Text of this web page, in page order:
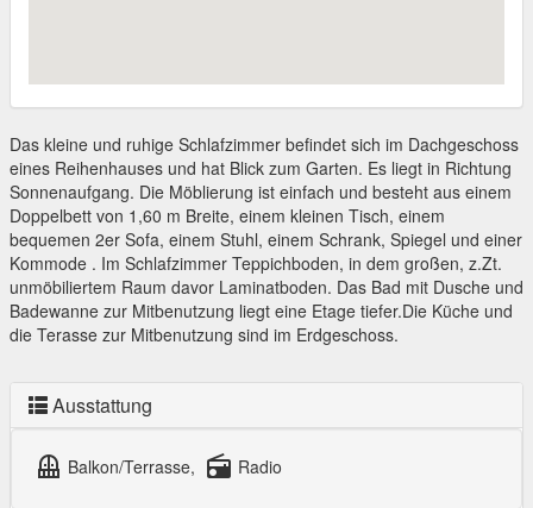
Das kleine und ruhige Schlafzimmer befindet sich im Dachgeschoss
eines Reihenhauses und hat Blick zum Garten. Es liegt in Richtung
Sonnenaufgang. Die Möblierung ist einfach und besteht aus einem
Doppelbett von 1,60 m Breite, einem kleinen Tisch, einem
bequemen 2er Sofa, einem Stuhl, einem Schrank, Spiegel und einer
Kommode . Im Schlafzimmer Teppichboden, in dem großen, z.Zt.
unmöbiliertem Raum davor Laminatboden. Das Bad mit Dusche und
Badewanne zur Mitbenutzung liegt eine Etage tiefer.Die Küche und
die Terasse zur Mitbenutzung sind im Erdgeschoss.
Ausstattung
balcony Balkon/Terrasse, radio Radio